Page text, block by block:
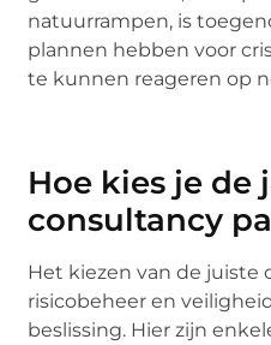
natuurrampen, is
plannen hebben voor
te kunnen reageren op
Hoe kies je de
consultancy
Het kiezen van de juiste
risicobeheer en
beslissing. Hier zijn